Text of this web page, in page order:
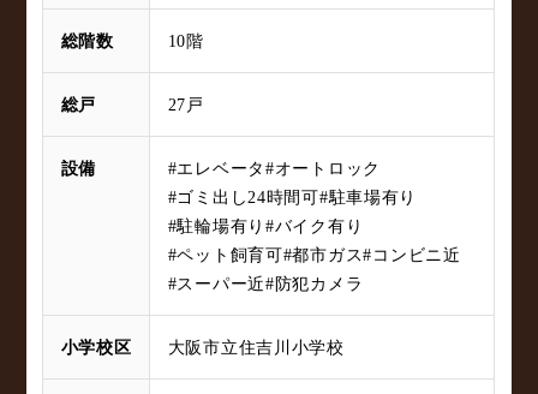
総階数 10階
総戸 27戸
設備 #エレベータ#オートロック
#ゴミ出し24時間可#駐車場有り
#駐輪場有り#バイク有り
#ペット飼育可#都市ガス#コンビニ近
#スーパー近#防犯カメラ
小学校区 大阪市立住吉川小学校